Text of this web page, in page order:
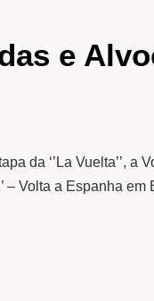
e
da ‘’La Vuelta’’,
– Volta a Espanha